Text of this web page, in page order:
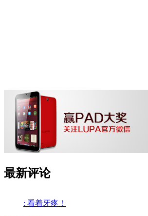
最新评论
: 看着牙疼！